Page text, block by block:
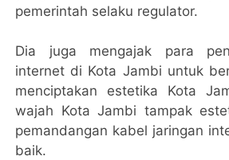
pemerintah selaku regulator.
Dia juga mengajak para
internet di Kota Jambi untuk
menciptakan estetika Kota
wajah Kota Jambi tampak
pemandangan kabel jaringan
baik.